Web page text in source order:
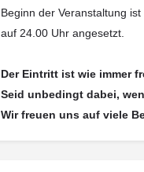
Beginn der Veranstaltung
auf 24.00 Uhr angesetzt.
Der Eintritt ist wie immer
Seid unbedingt dabei,
Wir freuen uns auf viele